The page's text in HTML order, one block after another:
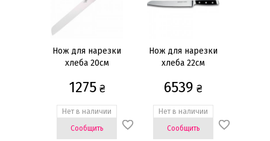
Нож для нарезки
хлеба 20см
1275₴
Нет в наличии
Сообщить
Нож для нарезки
хлеба 22см
6539 ₴
Нет в наличии
Сообщить